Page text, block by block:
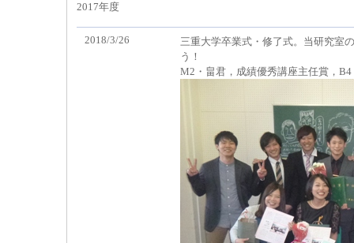
2017年度
2018/3/26
三重大学卒業式・修了式。当研究室
う！
M2・畠君，成績優秀講座主任賞，